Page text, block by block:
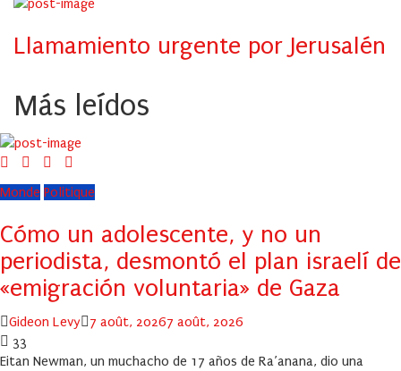
Llamamiento urgente por Jerusalén
Más leídos
Monde Politique
Cómo un adolescente, y no un
periodista, desmontó el plan israelí de
«emigración voluntaria» de Gaza
Author
Gideon Levy
Posted
7 août, 20267 août, 2026
33
Eitan Newman, un muchacho de 17 años de Ra’anana, dio una